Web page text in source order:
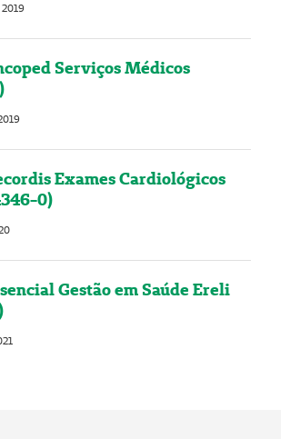
2019
Serviços Médicos
Exames Cardiológicos
0)
Gestão em Saúde Ereli